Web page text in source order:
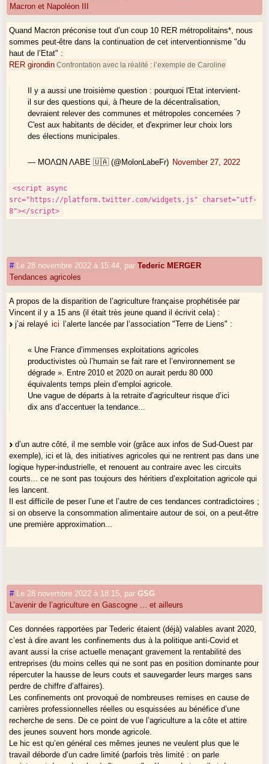
Macron et Napoléon III
Quand Macron préconise tout d’un coup 10 RER métropolitains*, nous
sommes peut-être dans la continuation de cet interventionnisme "du
haut de l’Etat" :
RER girondin Confrontation avec la réalité : l’exemple de Caroline
Il y a aussi une troisième question : pourquoi l'Etat intervient-
il sur des questions qui, à l'heure de la décentralisation,
devraient relever des communes et métropoles concernées ?
C'est aux habitants de décider, et d'exprimer leur choix lors
des élections municipales.
— ΜΟΛΩΝ ΛΑΒΕ 🇺🇦 (@MolonLabeFr) November 27, 2022
<script async
src="https://platform.twitter.com/widgets.js" charset="utf-
8"></script>
# Le 28 novembre 2022 à 15:44 parTederic MERGER
Tendances agricoles
A propos de la disparition de l’agriculture française prophétisée par
Vincent il y a 15 ans (il était très jeune quand il écrivit cela) :
j’ai relayé ici l’alerte lancée par l’association "Terre de Liens" :
« Une France d’immenses exploitations agricoles
productivistes où l’humain se fait rare et l’environnement se
dégrade ». Entre 2010 et 2020 on aurait perdu 80 000
équivalents temps plein d’emploi agricole.
Une vague de départs à la retraite d’agriculteur risque d’ici
dix ans d’accentuer la tendance...
d’un autre côté, il me semble voir (grâce aux infos de Sud-Ouest par
exemple), ici et là, des initiatives agricoles qui ne rentrent pas dans une
logique hyper-industrielle, et renouent au contraire avec les circuits
courts... ce ne sont pas toujours des héritiers d’exploitation agricole qui
les lancent.
Il est difficile de peser l’une et l’autre de ces tendances contradictoires ;
si on observe la consommation alimentaire autour de soi, on a peut-être
une première approximation...
# Le 28 novembre 2022 à 18:15 parGSG
L’avenir de l’agriculture en Gascogne ... et ailleurs
Ces données rapportées par Tederic étaient (déjà) valables avant 2020,
c’est à dire avant les confinements dus à la politique anti-Covid et
avant aussi la crise actuelle menaçant gravement la rentabilité des
entreprises (du moins celles qui ne sont pas en position dominante pour
répercuter la hausse de leurs couts et sauvegarder leurs marges sans
perdre de chiffre d’affaires).
Les confinements ont provoqué de nombreuses remises en cause de
carrières professionnelles réelles ou esquissées au bénéfice d’une
recherche de sens. De ce point de vue l’agriculture a la côte et attire
des jeunes souvent hors monde agricole.
Le hic est qu’en général ces mêmes jeunes ne veulent plus que le
travail déborde d’un cadre limité (parfois très limité : on parle